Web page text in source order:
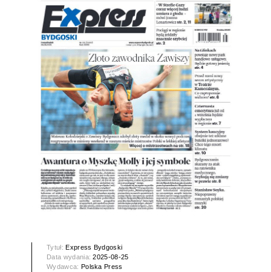
Tytuł: Express Bydgoski
Data wydania:2025-08-25
Wydawca: Polska Press